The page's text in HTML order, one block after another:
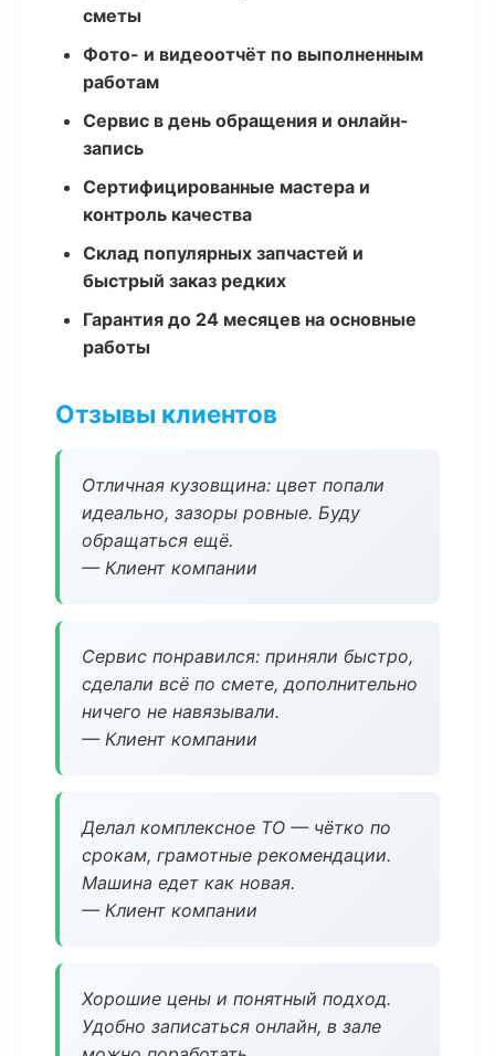
сметы
Фото- и видеоотчёт по выполненным
работам
Сервис в день обращения и онлайн-
запись
Сертифицированные мастера и
контроль качества
Склад популярных запчастей и
быстрый заказ редких
Гарантия до 24 месяцев на основные
работы
Отзывы клиентов
Отличная кузовщина: цвет попали
идеально, зазоры ровные. Буду
обращаться ещё.
— Клиент компании
Сервис понравился: приняли быстро,
сделали всё по смете, дополнительно
ничего не навязывали.
— Клиент компании
Делал комплексное ТО — чётко по
срокам, грамотные рекомендации.
Машина едет как новая.
— Клиент компании
Хорошие цены и понятный подход.
Удобно записаться онлайн, в зале